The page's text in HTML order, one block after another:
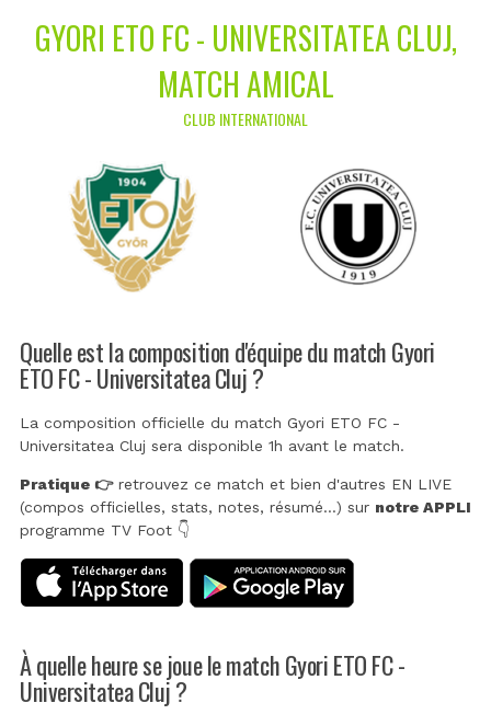
GYORI ETO FC - UNIVERSITATEA CLUJ,
MATCH AMICAL
CLUB INTERNATIONAL
Quelle est la composition d'équipe du match Gyori
ETO FC - Universitatea Cluj ?
La composition officielle du match Gyori ETO FC -
Universitatea Cluj sera disponible 1h avant le match.
Pratique 👉retrouvez ce match et bien d'autres EN LIVE
(compos officielles, stats, notes, résumé...) sur notre APPLI
programme TV Foot 👇
À quelle heure se joue le match Gyori ETO FC -
Universitatea Cluj ?